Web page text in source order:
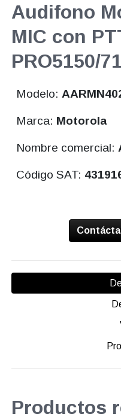
Audifono
MIC con
PRO5150/
Modelo:
Marca: Motorola
Nombre comercial:
Código SAT:
Productos